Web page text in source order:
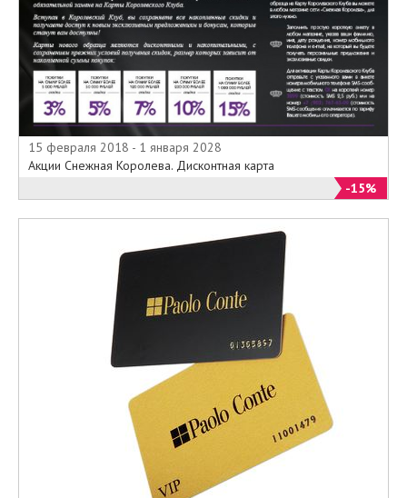
15 февраля 2018 - 1 января 2028
Акции Снежная Королева. Дисконтная карта
-15%